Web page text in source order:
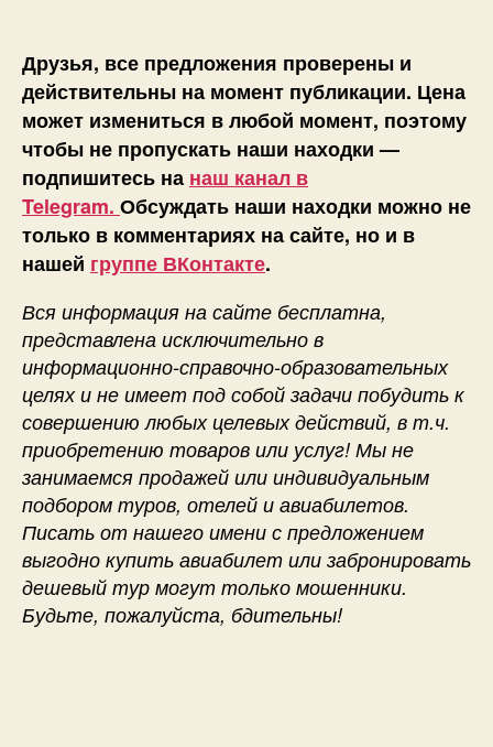
Друзья, все предложения проверены и
действительны на момент публикации. Цена
может измениться в любой момент, поэтому
чтобы не пропускать наши находки —
подпишитесь на наш канал в
Telegram. Обсуждать наши находки можно не
только в комментариях на сайте, но и в
нашей группе ВКонтакте.
Вся информация на сайте бесплатна,
представлена исключительно в
информационно-справочно-образовательных
целях и не имеет под собой задачи побудить к
совершению любых целевых действий, в т.ч.
приобретению товаров или услуг! Мы не
занимаемся продажей или индивидуальным
подбором туров, отелей и авиабилетов.
Писать от нашего имени с предложением
выгодно купить авиабилет или забронировать
дешевый тур могут только мошенники.
Будьте, пожалуйста, бдительны!